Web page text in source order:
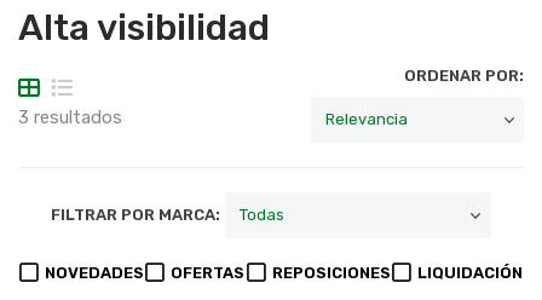
Alta visibilidad
3 resultados
ORDENAR POR:
FILTRAR POR MARCA:
NOVEDADES OFERTAS REPOSICIONES LIQUIDACIÓN